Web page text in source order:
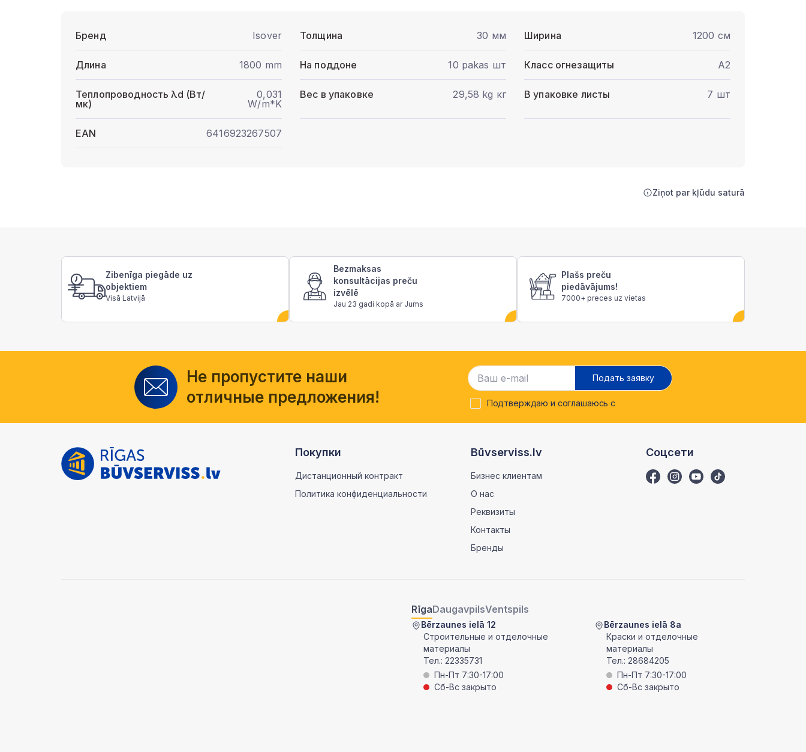
Бренд Isover Толщина 30 мм Ширина 1200 см
Длина 1800 mm На поддоне 10 pakas шт Класс огнезащиты A2
Теплопроводность λd (Вт/
мк)
0,031
W/m*K
Вес в упаковке 29,58 kg кг В упаковке листы 7 шт
EAN 6416923267507
Ziņot par kļūdu saturā
Zibenīga piegāde uz
objektiem
Visā Latvijā
Bezmaksas
konsultācijas preču
izvēlē
Jau 23 gadi kopā ar Jums
Plašs preču
piedāvājums!
7000+ preces uz vietas
Не пропустите наши
отличные предложения!
Подать заявку
Подтверждаю и соглашаюсь с
Покупки
Дистанционный контракт
Политика конфиденциальности
Būvserviss.lv
Бизнес клиентам
О нас
Реквизиты
Контакты
Бренды
Соцсети
RīgaDaugavpilsVentspils
Bērzaunes ielā 12
Строительные и отделочные
материалы
Тел.: 22335731
Пн-Пт 7:30-17:00
Сб-Вс закрыто
Bērzaunes ielā 8a
Краски и отделочные
материалы
Тел.: 28684205
Пн-Пт 7:30-17:00
Сб-Вс закрыто